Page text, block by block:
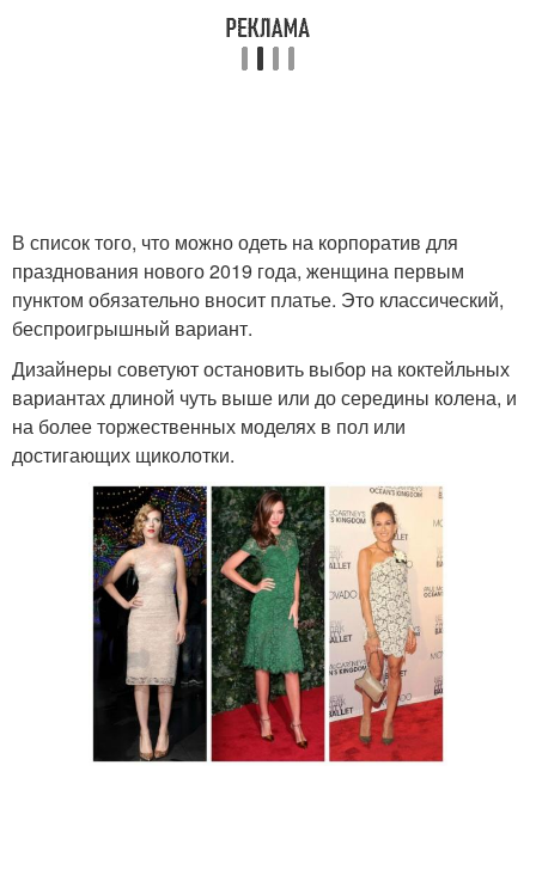
В список того, что можно одеть на корпоратив для
празднования нового 2019 года, женщина первым
пунктом обязательно вносит платье. Это классический,
беспроигрышный вариант.
Дизайнеры советуют остановить выбор на коктейльных
вариантах длиной чуть выше или до середины колена, и
на более торжественных моделях в пол или
достигающих щиколотки.